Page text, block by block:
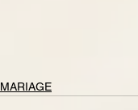
MARIAGE